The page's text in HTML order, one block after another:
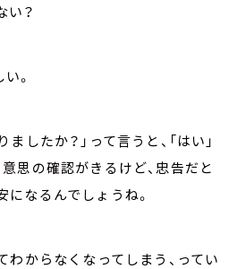
い？
。
したか？」って言うと、「はい」
思の確認がきるけど、忠告だと
なるんでしょうね。
わからなくなってしまう、ってい